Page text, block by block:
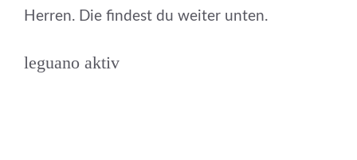
Herren. Die findest du weiter unten.
leguano aktiv